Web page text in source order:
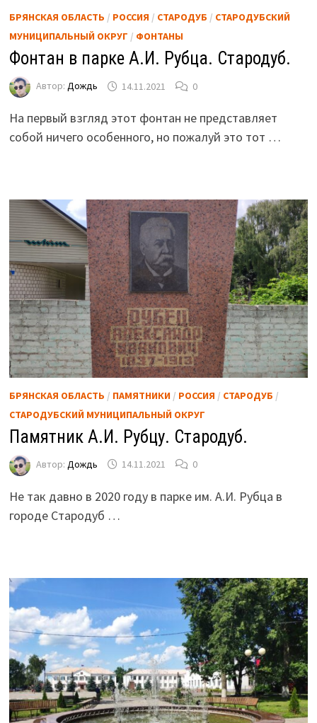
БРЯНСКАЯ ОБЛАСТЬ / РОССИЯ / СТАРОДУБ / СТАРОДУБСКИЙ
МУНИЦИПАЛЬНЫЙ ОКРУГ / ФОНТАНЫ
Фонтан в парке А.И. Рубца. Стародуб.
Автор: Дождь 14.11.2021 0
На первый взгляд этот фонтан не представляет
собой ничего особенного, но пожалуй это тот …
БРЯНСКАЯ ОБЛАСТЬ / ПАМЯТНИКИ/ РОССИЯ / СТАРОДУБ /
СТАРОДУБСКИЙ МУНИЦИПАЛЬНЫЙ ОКРУГ
Памятник А.И. Рубцу. Стародуб.
Автор: Дождь 14.11.2021 0
Не так давно в 2020 году в парке им. А.И. Рубца в
городе Стародуб …